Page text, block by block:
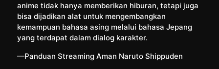
anime tidak hanya memberikan hiburan, tetapi juga
bisa dijadikan alat untuk mengembangkan
kemampuan bahasa asing melalui bahasa Jepang
yang terdapat dalam dialog karakter.
—Panduan Streaming Aman Naruto Shippuden